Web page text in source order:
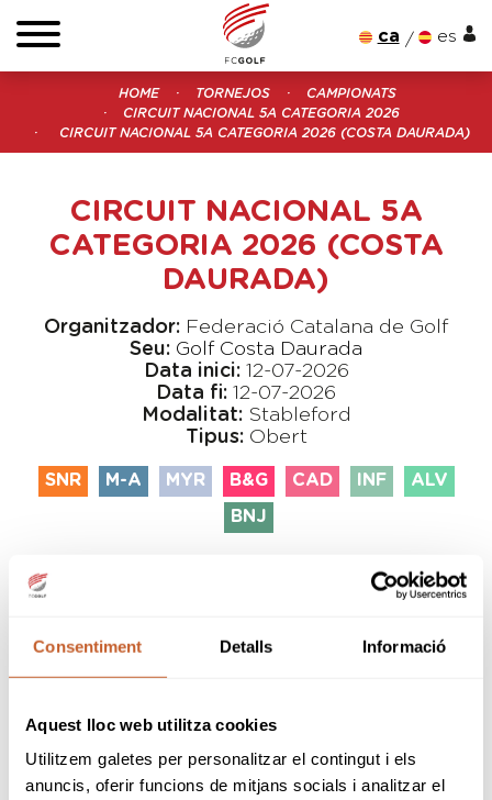
Consentiment Detalls Informació
Aquest lloc web utilitza cookies
Utilitzem galetes per personalitzar el contingut i els
anuncis, oferir funcions de mitjans socials i analitzar el
ca es
HOME TORNEJOS
CAMPIONATS
CIRCUIT NACIONAL 5A CATEGORIA 2026
CIRCUIT NACIONAL 5A CATEGORIA 2026 (COSTA DAURADA)
CIRCUIT NACIONAL 5A
CATEGORIA 2026 (COSTA
DAURADA)
Organitzador: Federació Catalana de Golf
Seu: Golf Costa Daurada
Data inici: 12-07-2026
Data fi: 12-07-2026
Modalitat: Stableford
Tipus: Obert
SNR M-A MYR B&G CAD INF ALV
BNJ